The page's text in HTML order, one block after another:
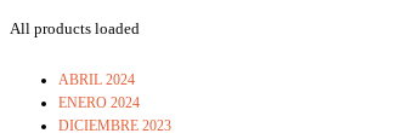
All products loaded
ABRIL 2024
ENERO 2024
DICIEMBRE 2023